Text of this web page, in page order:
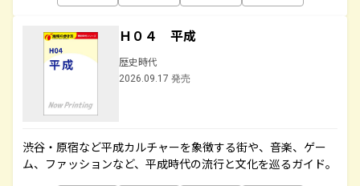
Ｈ０４ 平成
歴史時代
2026.09.17 発売
渋谷・原宿など平成カルチャーを象徴する街や、音楽、ゲー
ム、ファッションなど、平成時代の流行と文化を巡るガイド。